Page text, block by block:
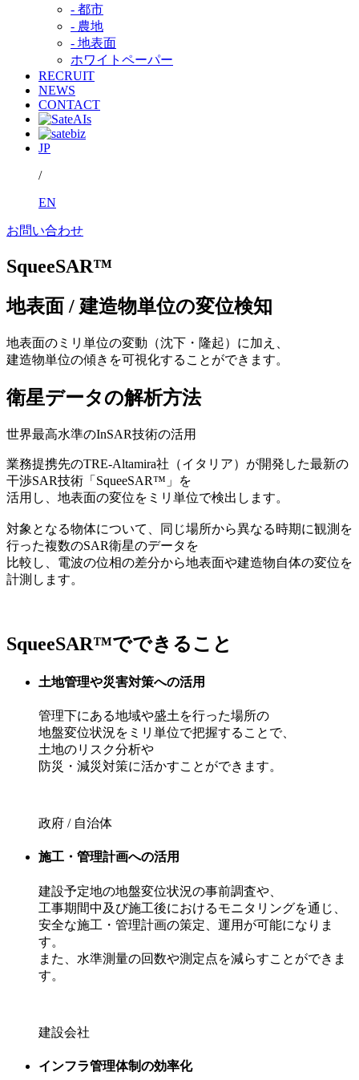
- 都市​
- 農地
- 地表面
ホワイトペーパー
RECRUIT
NEWS
CONTACT
JP
/
EN
お問い合わせ
SqueeSAR™
地表面 / 建造物単位の変位検知
地表面のミリ単位の変動（沈下・隆起）に加え、
建造物単位の傾きを可視化することができます。
衛星データの解析方法
世界最高水準のInSAR技術の活用
業務提携先のTRE-Altamira社（イタリア）が開発した最新の
干渉SAR技術「SqueeSAR™」を
活用し、地表面の変位をミリ単位で検出します。
対象となる物体について、同じ場所から異なる時期に観測を
行った複数のSAR衛星のデータを
比較し、電波の位相の差分から地表面や建造物自体の変位を
計測します。
SqueeSAR™でできること
土地管理や災害対策への活用
管理下にある地域や盛土を行った場所の
地盤変位状況をミリ単位で把握することで、
土地のリスク分析や
防災・減災対策に活かすことができます。
政府 / 自治体
施工・管理計画への活用
建設予定地の地盤変位状況の事前調査や、
工事期間中及び施工後におけるモニタリングを通じ、
安全な施工・管理計画の策定、運用が可能になりま
す。
また、水準測量の回数や測定点を減らすことができま
す。
建設会社
インフラ管理体制の効率化